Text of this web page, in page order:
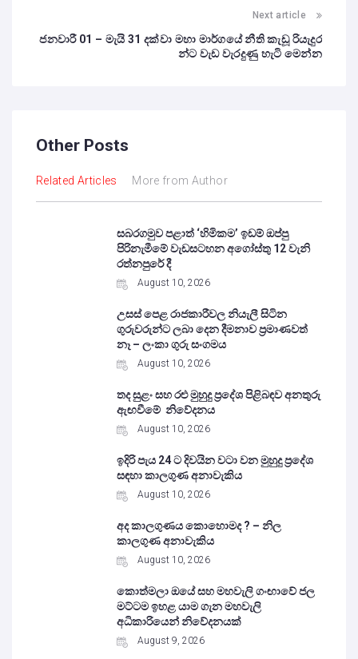
Next article
ජනවාරී 01 – මැයි 31 දක්වා මහා මාර්ගයේ නීති කැඩූ රියැදුර
න්ට වැඩ වැරදුණු හැටි මෙන්න
Other Posts
Related Articles More from Author
සබරගමුව පළාත් ‘හිමිකම’ ඉඩම් ඔප්පු
පිරිනැමීමේ වැඩසටහන අගෝස්තු 12 වැනි
රත්නපුරේ දී
August 10, 2026
උසස් පෙළ රාජකාරීවල නියැලී සිටින
ගුරුවරුන්ට ලබා දෙන දීමනාව ප්‍රමාණවත්
නෑ – ලංකා ගුරු සංගමය
August 10, 2026
තද සුළං සහ රළු මුහුදු ප්‍රදේශ පිළිබඳව අනතුරු
ඇඟවීමේ නිවේදනය
August 10, 2026
ඉදිරි පැය 24 ට දිවයින වටා වන මුහුදු ප්‍රදේශ
සඳහා කාලගුණ අනාවැකිය
August 10, 2026
අද කාලගුණය කොහොමද ? – නිල
කාලගුණ අනාවැකිය
August 10, 2026
කොත්මලා ඔයේ සහ මහවැලි ගංඟාවේ ජල
මට්ටම ඉහළ යාම ගැන මහවැලි
අධිකාරියෙන් නිවේදනයක්
August 9, 2026